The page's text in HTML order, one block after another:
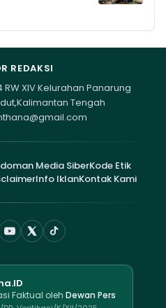
REDAKSI
RW XIV Kelurahan Panarung
Tengah
Media SiberKode Etik
Info IklanKontak Kami
Faktual oleh Dewan Pers